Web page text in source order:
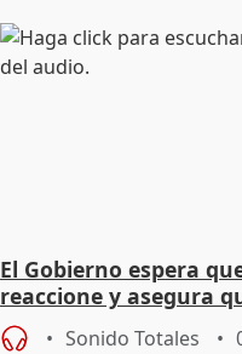
El Gobierno espera
reaccione y asegura
Schengen "no ha sido
Sonido Totales